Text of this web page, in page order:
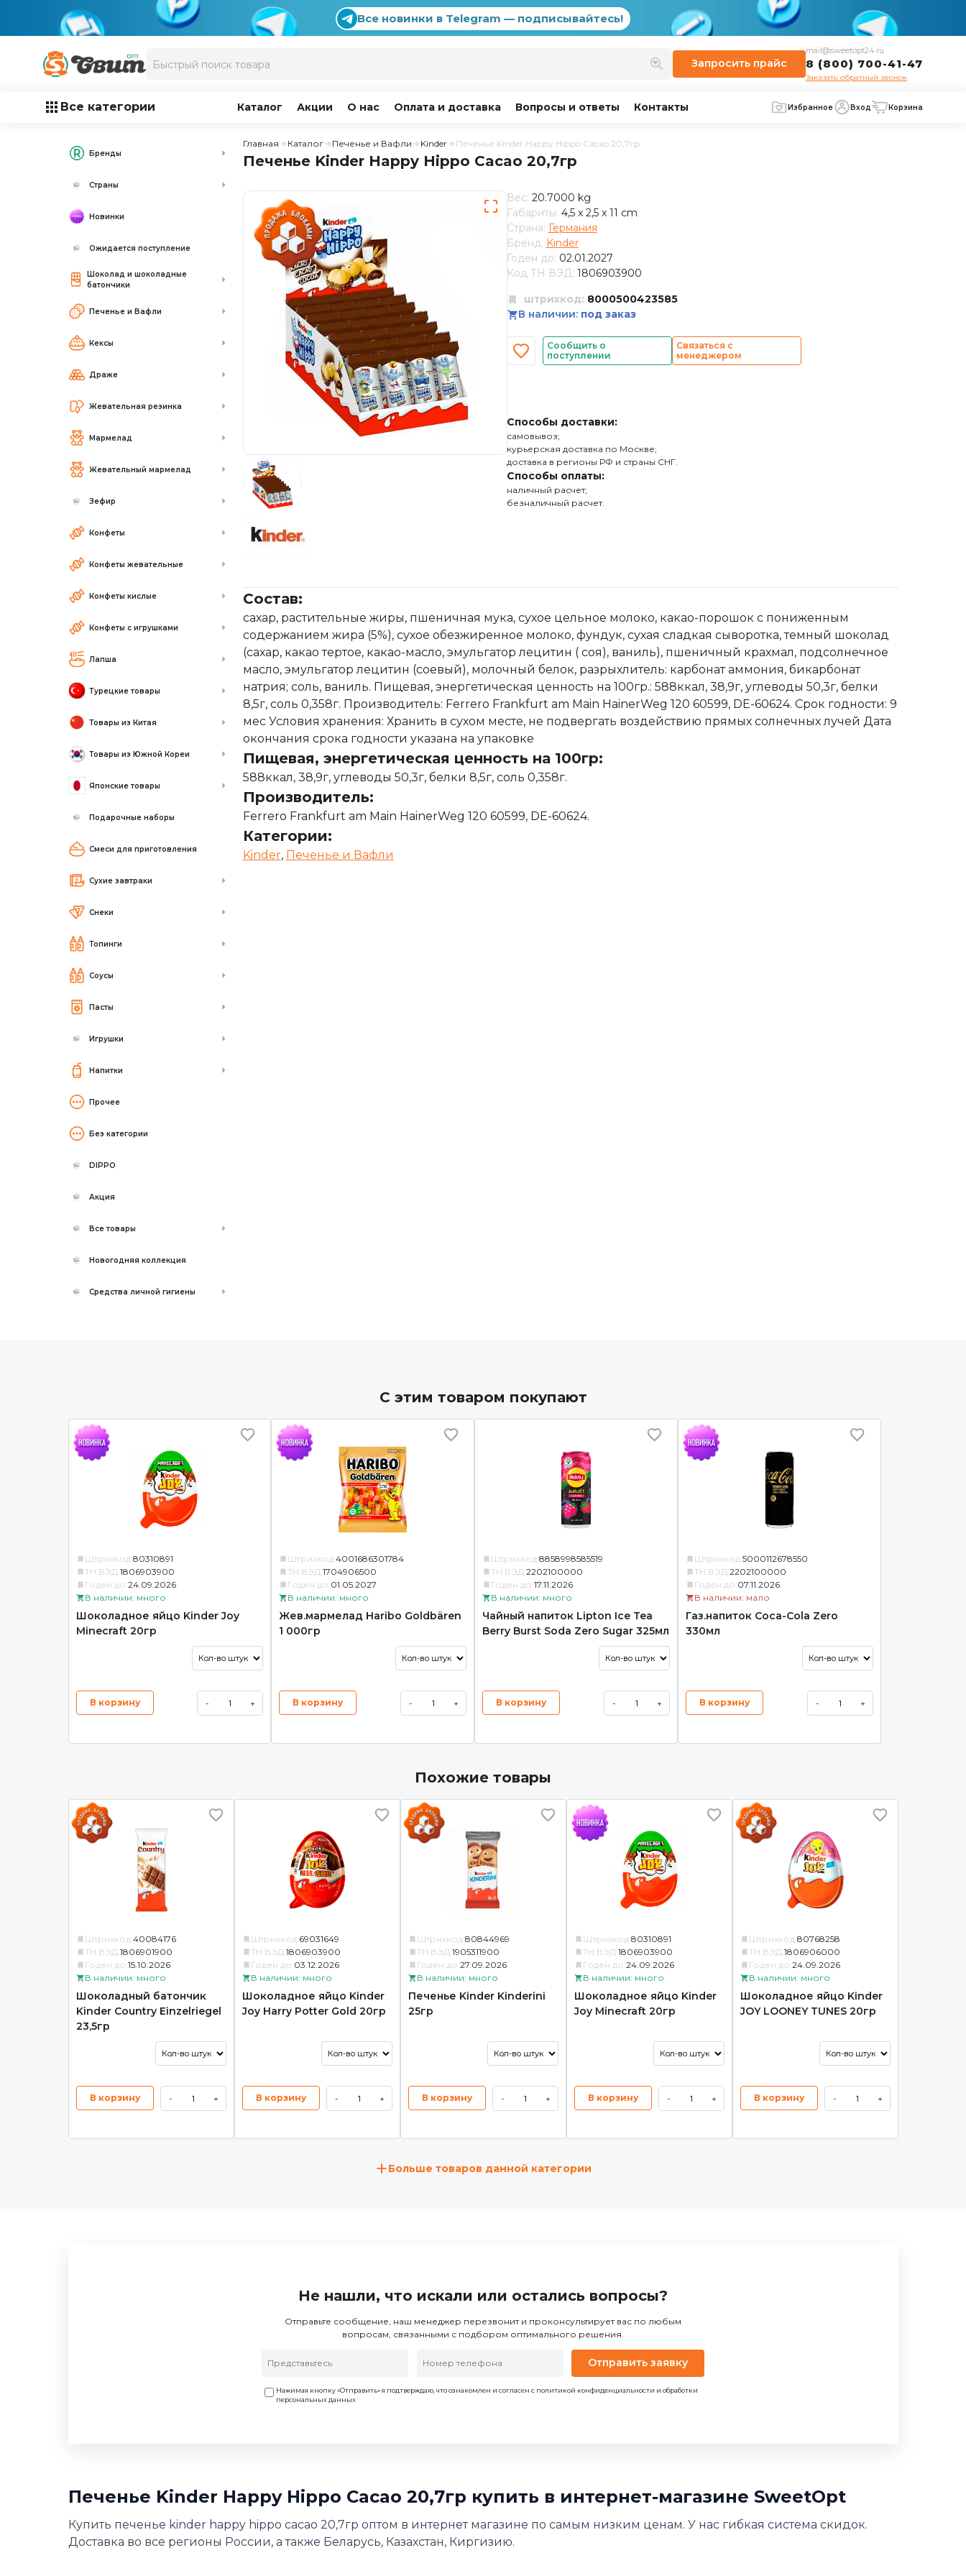
Все новинки в Telegram — подписывайтесь!
Запросить прайс
mail@sweetopt24.ru
8 (800) 700-41-47
Заказать обратный звонок
Все категории Каталог Акции О нас Оплата и доставка Вопросы и ответы Контакты Избранное Вход Корзина
Бренды
Страны
Новинки
Ожидается поступление
Шоколад и шоколадные
батончики
Печенье и Вафли
Кексы
Драже
Жевательная резинка
Мармелад
Жевательный мармелад
Зефир
Конфеты
Конфеты жевательные
Конфеты кислые
Конфеты с игрушками
Лапша
Турецкие товары
Товары из Китая
Товары из Южной Кореи
Японские товары
Подарочные наборы
Смеси для приготовления
Сухие завтраки
Снеки
Топинги
Соусы
Пасты
Игрушки
Напитки
Прочее
Без категории
DIPPO
Акция
Все товары
Новогодняя коллекция
Средства личной гигиены
Главная Каталог Печенье и Вафли Kinder Печенье Kinder Happy Hippo Cacao 20,7гр
Печенье Kinder Happy Hippo Cacao 20,7гр
Вес: 20.7000 kg
Габариты: 4,5 x 2,5 x 11 cm
Страна: Германия
Бренд: Kinder
Годен до: 02.01.2027
Код ТН ВЭД: 1806903900
штрихкод: 8000500423585
В наличии: под заказ
Сообщить о
поступлении
Связаться с
менеджером
Способы доставки:
самовывоз;
курьерская доставка по Москве;
доставка в регионы РФ и страны СНГ.
Способы оплаты:
наличный расчет;
безналичный расчет.
Состав:
сахар, растительные жиры, пшеничная мука, сухое цельное молоко, какао-порошок с пониженным
содержанием жира (5%), сухое обезжиренное молоко, фундук, сухая сладкая сыворотка, темный шоколад
(сахар, какао тертое, какао-масло, эмульгатор лецитин ( соя), ваниль), пшеничный крахмал, подсолнечное
масло, эмульгатор лецитин (соевый), молочный белок, разрыхлитель: карбонат аммония, бикарбонат
натрия; соль, ваниль. Пищевая, энергетическая ценность на 100гр.: 588ккал, 38,9г, углеводы 50,3г, белки
8,5г, соль 0,358г. Производитель: Ferrero Frankfurt am Main HainerWeg 120 60599, DE-60624. Срок годности: 9
мес Условия хранения: Хранить в сухом месте, не подвергать воздействию прямых солнечных лучей Дата
окончания срока годности указана на упаковке
Пищевая, энергетическая ценность на 100гр:
588ккал, 38,9г, углеводы 50,3г, белки 8,5г, соль 0,358г.
Производитель:
Ferrero Frankfurt am Main HainerWeg 120 60599, DE-60624.
Категории:
Kinder, Печенье и Вафли
С этим товаром покупают
Штрихкод: 80310891
ТН ВЭД: 1806903900
Годен до: 24.09.2026
В наличии: много
Шоколадное яйцо Kinder Joy
Minecraft 20гр
В корзину - +
Штрихкод:4001686301784
ТН ВЭД:1704906500
Годен до: 01.05.2027
В наличии: много
Жев.мармелад Haribo Goldbären
1 000гр
В корзину - +
Штрихкод: 8858998585519
ТН ВЭД: 2202100000
Годен до: 17.11.2026
В наличии: много
Чайный напиток Lipton Ice Tea
Berry Burst Soda Zero Sugar 325мл
В корзину - +
Штрихкод: 5000112678550
ТН ВЭД: 2202100000
Годен до: 07.11.2026
В наличии: мало
Газ.напиток Coca-Cola Zero
330мл
В корзину - +
Похожие товары
Штрихкод: 40084176
ТН ВЭД: 1806901900
Годен до: 15.10.2026
В наличии: много
Шоколадный батончик
Kinder Country Einzelriegel
23,5гр
В корзину - +
Штрихкод: 69031649
ТН ВЭД: 1806903900
Годен до: 03.12.2026
В наличии: много
Шоколадное яйцо Kinder
Joy Harry Potter Gold 20гр
В корзину - +
Штрихкод: 80844969
ТН ВЭД: 1905311900
Годен до: 27.09.2026
В наличии: много
Печенье Kinder Kinderini
25гр
В корзину - +
Штрихкод: 80310891
ТН ВЭД: 1806903900
Годен до: 24.09.2026
В наличии: много
Шоколадное яйцо Kinder
Joy Minecraft 20гр
В корзину - +
Штрихкод: 80768258
ТН ВЭД: 1806906000
Годен до: 24.09.2026
В наличии: много
Шоколадное яйцо Kinder
JOY LOONEY TUNES 20гр
В корзину - +
+Больше товаров данной категории
Не нашли, что искали или остались вопросы?
Отправьте сообщение, наш менеджер перезвонит и проконсультирует вас по любым
вопросам, связанными с подбором оптимального решения.
Отправить заявку
Нажимая кнопку «Отправить» я подтверждаю, что ознакомлен и согласен с политикой конфиденциальности и обработки
персональных данных
Печенье Kinder Happy Hippo Cacao 20,7гр купить в интернет-магазине SweetOpt
Купить печенье kinder happy hippo cacao 20,7гр оптом в интернет магазине по самым низким ценам. У нас гибкая система скидок.
Доставка во все регионы России, а также Беларусь, Казахстан, Киргизию.